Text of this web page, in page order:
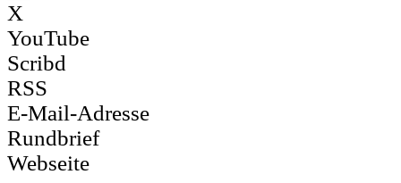
X
YouTube
Scribd
RSS
E-Mail-Adresse
Rundbrief
Webseite